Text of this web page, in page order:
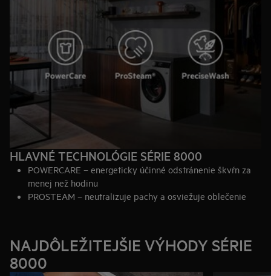
HLAVNÉ TECHNOLÓGIE SÉRIE 8000
POWERCARE – energeticky účinné odstránenie škvŕn za
menej než hodinu
PROSTEAM – neutralizuje pachy a osviežuje oblečenie
NAJDÔLEŽITEJŠIE VÝHODY SÉRIE
8000